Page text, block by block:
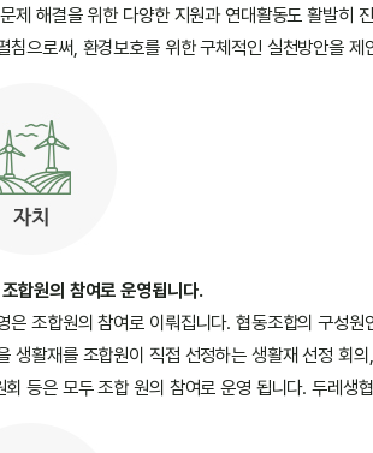
제 해결을 위한 다양한 지원과 연대활동도 활발히
침으로써, 환경보호를 위한 구체적인 실천방안을 제
합원의 참여로 운영됩니다.
은 조합원의 참여로 이뤄집니다. 협동조합의 구성
생활재를 조합원이 직접 선정하는 생활재 선정 회
회 등은 모두 조합 원의 참여로 운영 됩니다. 두레생